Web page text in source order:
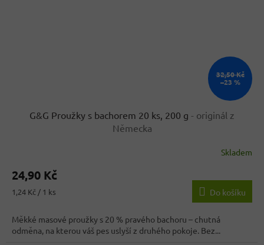
32,50 Kč
–23 %
G&G Proužky s bachorem 20 ks, 200 g - originál z
Německa
produktu
3,9
5
hvězdiček.
Skladem
24,90 Kč
Měrná
1,24 Kč / 1 ks Do košíku
Měkké masové proužky s 20 % pravého bachoru – chutná
odměna, na kterou váš pes uslyší z druhého pokoje. Bez...